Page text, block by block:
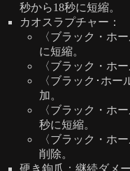
秒から18秒に短縮。
カオスラプチャー：
〈ブラック・ホ
に短縮。
〈ブラック・ホ
〈ブラック･ホ
加。
〈ブラック・ホ
秒に短縮。
〈ブラック・ホ
削除。
硬き鉤爪：継続ダメ